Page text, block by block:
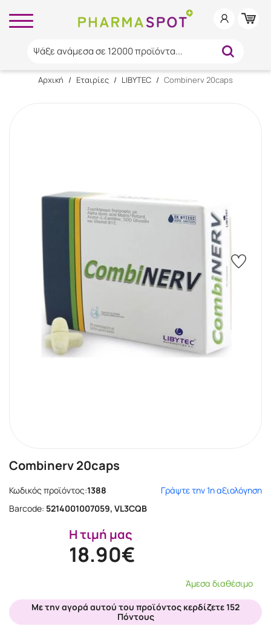
Ψάξε ανάμεσα σε 12000 προϊόντα...
Αρχική / Εταιρίες / LIBYTEC / Combinerv 20caps
Combinerv 20caps
Κωδικός προϊόντος:1388
Γράψτε την 1η αξιολόγηση
Barcode: 5214001007059, VL3CQB
Η τιμή μας
18.90€
Άμεσα διαθέσιμο
Με την αγορά αυτού του προϊόντος κερδίζετε 152
Πόντους